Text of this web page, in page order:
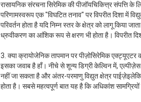
रासायनिक संरचना सिरेमिक की पीजॉयचिकित्त्र संपत्ति के
परिणामस्वरूपएक "विघटित तनाव" पर विपरीत दिशा में
परिवर्तन होता है यदि निम्न स्तर के क्षेत्र को लागू किया
ध्रुवीकरण का आंशिक रूप से क्षरण भी होता है। विपरीत
3. क्या क्रायोजेनिक तापमान पर पीज़ोसिरेमिक
इसका जवाब है हाँ। नीचे से शून्य डिग्री केल्विन में,
नहीं जा सकता है और अंतर-परमाणु विद्युत क्षेत्र
होता है। सबसे महत्वपूर्ण बात यह है कि अधिकांश